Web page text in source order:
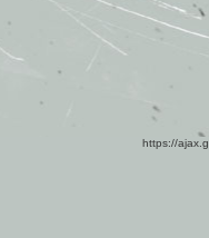
https://